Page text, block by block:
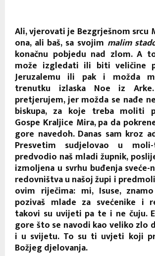
Ali, vjerovati je Bezgrješnom srcu
ona, ali baš, sa svojim malim
konačnu pobjedu nad zlom. A
može izgledati ili biti veličine
Jeruzalemu ili pak i možda
trenutku izlaska Noe iz
pretjerujem, jer možda se nađe
biskupa, za koje treba moliti
Gospe Kraljice Mira, pa da
gore navedoh. Danas sam kroz
Presvetim sudjelovao u
predvodio naš mladi župnik,
izmoljena u svrhu buđenja sveće-
redovništva u našoj župi i
ovim riječima: mi, Isuse,
pozivaš mlade za svećenike i
takovi su uvijeti pa te i ne čuju.
gore što se navodi kao veliko zlo
i u svijetu. To su ti uvjeti koji
Božjeg djelovanja.